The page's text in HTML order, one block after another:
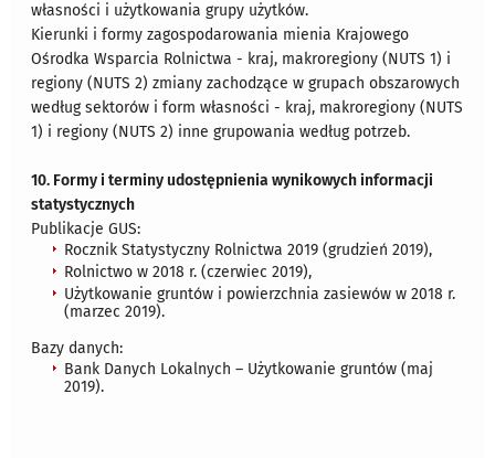
własności i użytkowania grupy użytków.
Kierunki i formy zagospodarowania mienia Krajowego
Ośrodka Wsparcia Rolnictwa - kraj, makroregiony (NUTS 1) i
regiony (NUTS 2) zmiany zachodzące w grupach obszarowych
według sektorów i form własności - kraj, makroregiony (NUTS
1) i regiony (NUTS 2) inne grupowania według potrzeb.
10. Formy i terminy udostępnienia wynikowych informacji
statystycznych
Publikacje GUS:
Rocznik Statystyczny Rolnictwa 2019 (grudzień 2019),
Rolnictwo w 2018 r. (czerwiec 2019),
Użytkowanie gruntów i powierzchnia zasiewów w 2018 r.
(marzec 2019).
Bazy danych:
Bank Danych Lokalnych – Użytkowanie gruntów (maj
2019).